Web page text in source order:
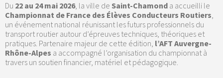
Du 22 au 24 mai 2026, la ville de Saint-Chamond a accueilli le
Championnat de France des Élèves Conducteurs Routiers,
un événement national réunissant les futurs professionnels du
transport routier autour d’épreuves techniques, théoriques et
pratiques. Partenaire majeur de cette édition, l’AFT Auvergne-
Rhône-Alpes a accompagné l’organisation du championnat à
travers un soutien financier, matériel et pédagogique.